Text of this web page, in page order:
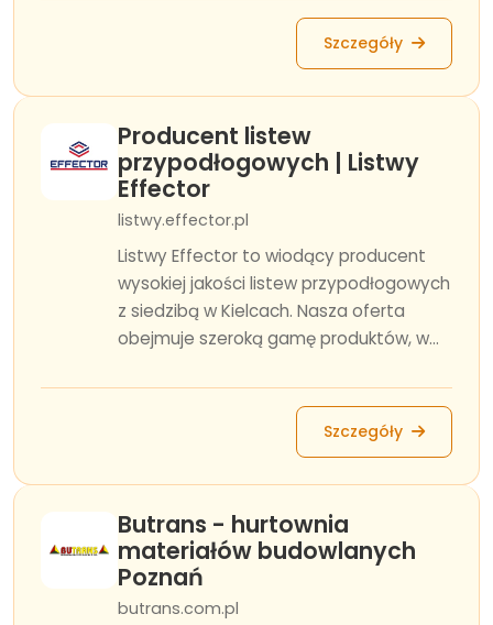
Szczegóły
Producent listew
przypodłogowych | Listwy
Effector
listwy.effector.pl
Listwy Effector to wiodący producent
wysokiej jakości listew przypodłogowych
z siedzibą w Kielcach. Nasza oferta
obejmuje szeroką gamę produktów, w...
Szczegóły
Butrans - hurtownia
materiałów budowlanych
Poznań
butrans.com.pl